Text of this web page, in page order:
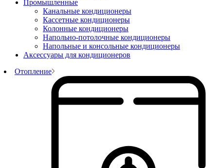
Промышленные
Канальные кондиционеры
Кассетные кондиционеры
Колонные кондиционеры
Напольно-потолочные кондиционеры
Напольные и консольные кондиционеры
Аксессуары для кондиционеров
Отопление